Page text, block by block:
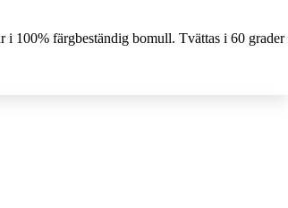
i 100% färgbeständig bomull. Tvättas i 60 grader